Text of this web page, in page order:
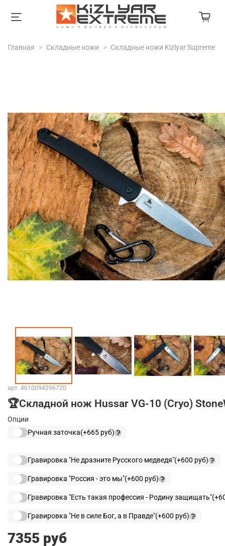
Главная Складные ножи Складные ножи Kizlyar Supreme
арт. 4610094296720
🏆Складной нож Hussar VG-10 (Cryo)
Опции
Ручная заточка(+665 руб)
Гравировка "Не дразните Русского медведя"(+600 руб)
Гравировка "Россия - это мы"(+600 руб)
Гравировка "Есть такая профессия - Родину защищать"(+
Гравировка "Не в силе Бог, а в Правде"(+600 руб)
7355 руб